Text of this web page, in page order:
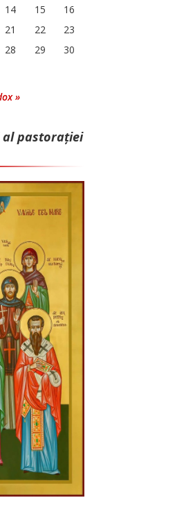
14 15
16
21 22
23
28 29
30
»
al pastorației